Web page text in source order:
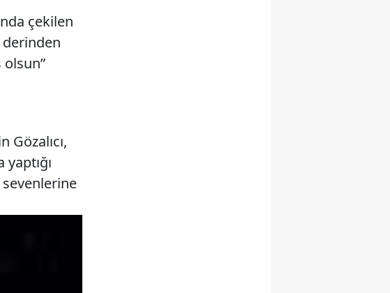
çekilen
derinden
Gözalıcı,
sevenlerine